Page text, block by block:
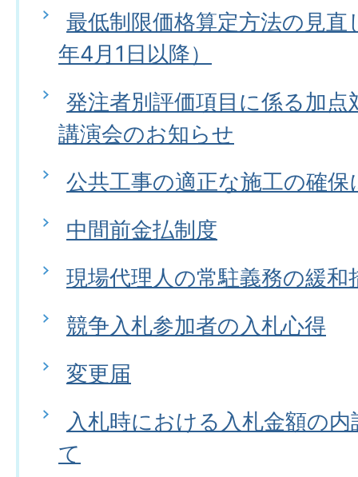
最低制限価格算定方法の見
年4月1日以降）
発注者別評価項目に係る加
講演会のお知らせ
公共工事の適正な施工の確保
中間前金払制度
現場代理人の常駐義務の緩
競争入札参加者の入札心得
変更届
入札時における入札金額の
て